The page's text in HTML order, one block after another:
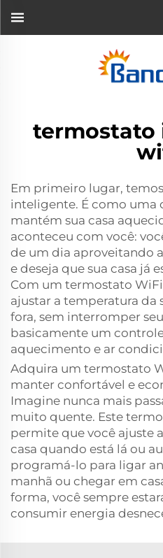
termostato
Em primeiro lugar,
inteligente. É como uma
mantém sua casa
aconteceu com você:
de um dia aproveitando
e deseja que sua casa já
Com um termostato
ajustar a temperatura da
fora, sem interromper
basicamente um
aquecimento e ar
Adquira um termostato
manter confortável e
Imagine nunca mais
muito quente. Este
permite que você ajuste
casa quando está lá ou
programá-lo para ligar
manhã ou chegar em
forma, você sempre
consumir energia